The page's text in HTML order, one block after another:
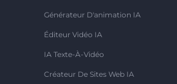
Générateur D'animation IA
Éditeur Vidéo IA
IA Texte-À-Vidéo
Créateur De Sites Web IA